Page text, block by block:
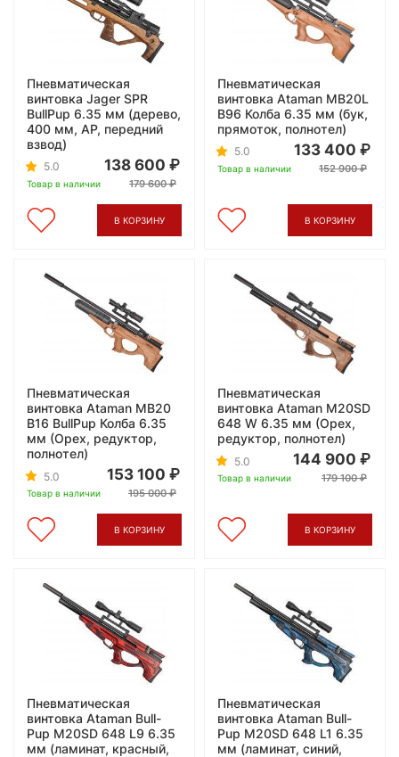
Пневматическая
винтовка Jager SPR
BullPup 6.35 мм (дерево,
400 мм, AP, передний
взвод)
5.0
Товар в наличии
138 600
179 600
В КОРЗИНУ
Пневматическая
винтовка Ataman MB20L
B96 Колба 6.35 мм (бук,
прямоток, полнотел)
5.0
Товар в наличии
133 400
152 900
В КОРЗИНУ
Пневматическая
винтовка Ataman MB20
B16 BullPup Колба 6.35
мм (Орех, редуктор,
полнотел)
5.0
Товар в наличии
153 100
195 000
В КОРЗИНУ
Пневматическая
винтовка Ataman M20SD
648 W 6.35 мм (Орех,
редуктор, полнотел)
5.0
Товар в наличии
144 900
179 100
В КОРЗИНУ
Пневматическая
винтовка Ataman Bull-
Pup M20SD 648 L9 6.35
мм (ламинат, красный,
Пневматическая
винтовка Ataman Bull-
Pup M20SD 648 L1 6.35
мм (ламинат, синий,